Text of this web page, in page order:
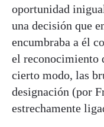
oportunidad
una decisión que
encumbraba a él
el reconocimiento
cierto modo, las
designación (por
estrechamente